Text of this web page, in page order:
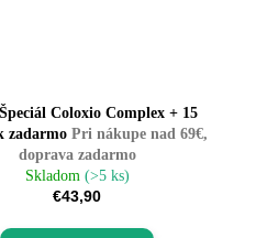
Coloxio Complex + 15
zadarmo Pri nákupe nad 69€,
doprava zadarmo
Skladom (>5 ks)
€43,90